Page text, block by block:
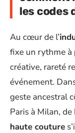
les codes
Au cœur de l’
fixe un rythme à
créative, rareté
événement.
geste ancestral
Paris à Milan,
haute couture